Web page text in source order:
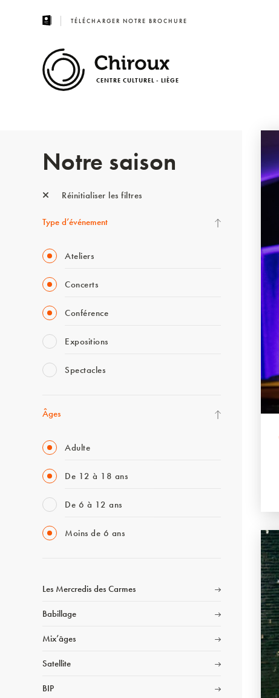
TÉLÉCHARGER NOTRE BROCHURE
CENTRE CULTUREL - LIÈGE
Notre saison
Réinitialiser les filtres
Type d’événement
Ateliers
Concerts
Conférence
Expositions
Spectacles
Âges
Adulte
De 12 à 18 ans
De 6 à 12 ans
Moins de 6 ans
Les Mercredis des Carmes
Babillage
Mix’âges
Satellite
BIP